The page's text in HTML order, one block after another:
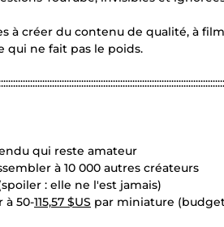
à créer du contenu de qualité, à
qui ne fait pas le poids.
qui reste amateur
à 10 000 autres créateurs
: elle ne l'est jamais)
à 50-115,57 $US par miniature